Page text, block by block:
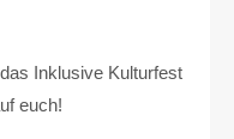
Inklusive Kulturfest
euch!